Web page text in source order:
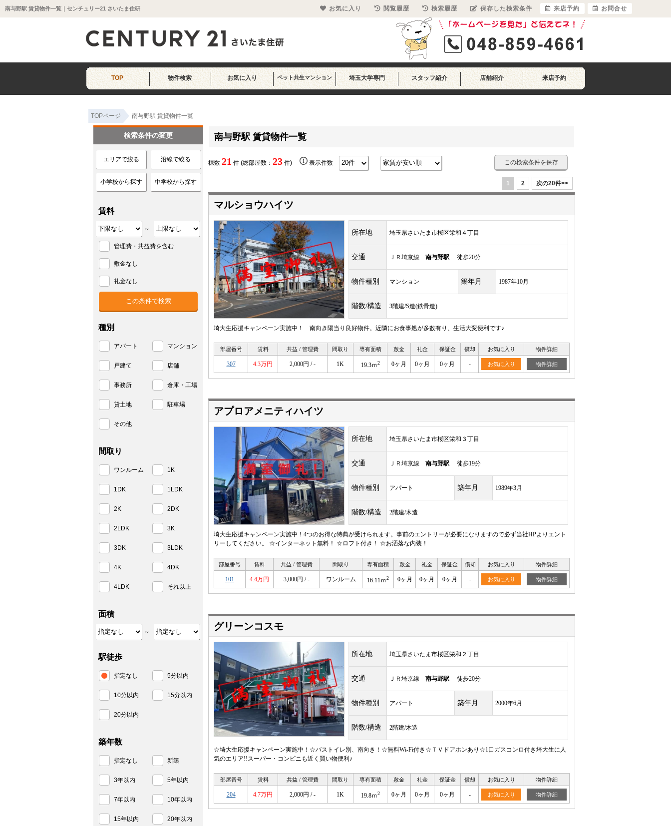
南与野駅 賃貸物件一覧｜センチュリー21 さいたま住研
TOP 物件検索 お気に入り ペット共生マンション 埼玉大学専門 スタッフ紹介 店舗紹介 来店予約
TOPページ 南与野駅 賃貸物件一覧
南与野駅 賃貸物件一覧
棟数 21 件 (総部屋数： 23 件) 表示件数 この検索条件を保存
1 2 次の20件>>
マルショウハイツ
所在地 埼玉県さいたま市桜区栄和４丁目
交通 ＪＲ埼京線 南与野駅 徒歩20分
物件種別 マンション 築年月 1987年10月
階数/構造 3階建/S造(鉄骨造)
埼大生応援キャンペーン実施中！ 南向き陽当り良好物件。近隣にお食事処が多数有り、生活大変便利です♪
部屋番号 賃料 共益 / 管理費 間取り 専有面積 敷金 礼金 保証金 償却 お気に入り 物件詳細
307 4.3万円 2,000円 / - 1K 19.3ｍ2 0ヶ月 0ヶ月 0ヶ月 - お気に入り 物件詳細
アプロアメニティハイツ
所在地 埼玉県さいたま市桜区栄和３丁目
交通 ＪＲ埼京線 南与野駅 徒歩19分
物件種別 アパート 築年月 1989年3月
階数/構造 2階建/木造
埼大生応援キャンペーン実施中！4つのお得な特典が受けられます。事前のエントリーが必要になりますので必ず当社HPよりエント
リーしてください。 ☆インターネット無料！ ☆ロフト付き！ ☆お洒落な内装！
部屋番号 賃料 共益 / 管理費 間取り 専有面積 敷金 礼金 保証金 償却 お気に入り 物件詳細
101 4.4万円 3,000円 / - ワンルーム 16.11ｍ2 0ヶ月 0ヶ月 0ヶ月 - お気に入り 物件詳細
グリーンコスモ
所在地 埼玉県さいたま市桜区栄和２丁目
交通 ＪＲ埼京線 南与野駅 徒歩20分
物件種別 アパート 築年月 2000年6月
階数/構造 2階建/木造
☆埼大生応援キャンペーン実施中！☆バストイレ別、南向き！☆無料Wi-Fi付き☆ＴＶドアホンあり☆1口ガスコンロ付き埼大生に人
気のエリア!!スーパー・コンビニも近く買い物便利♪
部屋番号 賃料 共益 / 管理費 間取り 専有面積 敷金 礼金 保証金 償却 お気に入り 物件詳細
204 4.7万円 2,000円 / - 1K 19.8ｍ2 0ヶ月 0ヶ月 0ヶ月 - お気に入り 物件詳細
検索条件の変更
エリアで絞る 沿線で絞る
小学校から探す 中学校から探す
賃料
～
管理費・共益費を含む
敷金なし
礼金なし
種別
アパート マンション
戸建て 店舗
事務所 倉庫・工場
貸土地 駐車場
その他
間取り
ワンルーム 1K
1DK 1LDK
2K 2DK
2LDK 3K
3DK 3LDK
4K 4DK
4LDK それ以上
面積
～
駅徒歩
指定なし 5分以内
10分以内 15分以内
20分以内
築年数
指定なし 新築
3年以内 5年以内
7年以内 10年以内
15年以内 20年以内
お気に入り 閲覧履歴 検索履歴 保存した検索条件 来店予約 お問合せ